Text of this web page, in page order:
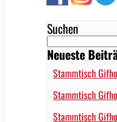
Suchen
Neueste
Stammtisch
Stammtisch
Stammtisch